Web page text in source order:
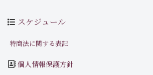
スケジュール
特商法に関する表記
個人情報保護方針